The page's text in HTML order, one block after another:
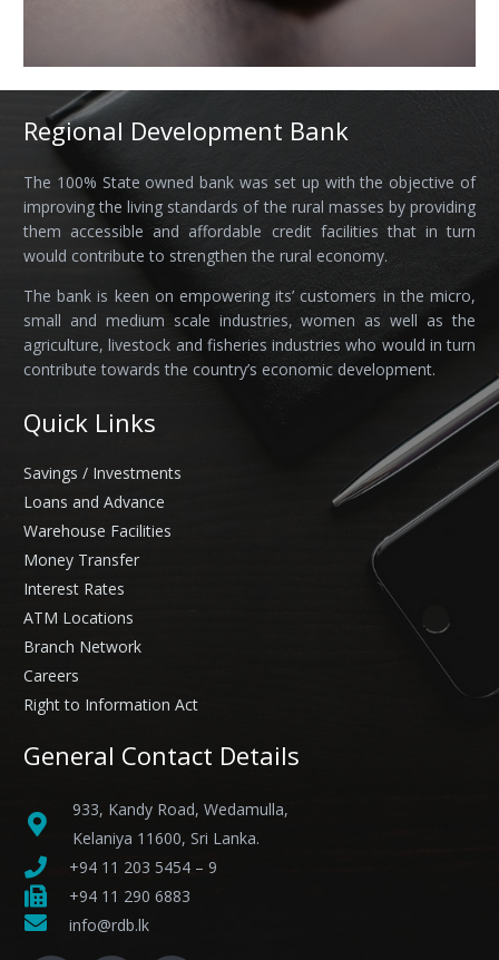
Regional Development Bank
The 100% State owned bank was set up with the objective of
improving the living standards of the rural masses by providing
them accessible and affordable credit facilities that in turn
would contribute to strengthen the rural economy.
The bank is keen on empowering its’ customers in the micro,
small and medium scale industries, women as well as the
agriculture, livestock and fisheries industries who would in turn
contribute towards the country’s economic development.
Quick Links
Savings / Investments
Loans and Advance
Warehouse Facilities
Money Transfer
Interest Rates
ATM Locations
Branch Network
Careers
Right to Information Act
General Contact Details
933, Kandy Road, Wedamulla,
Kelaniya 11600, Sri Lanka.
+94 11 203 5454 – 9
+94 11 290 6883
info@rdb.lk